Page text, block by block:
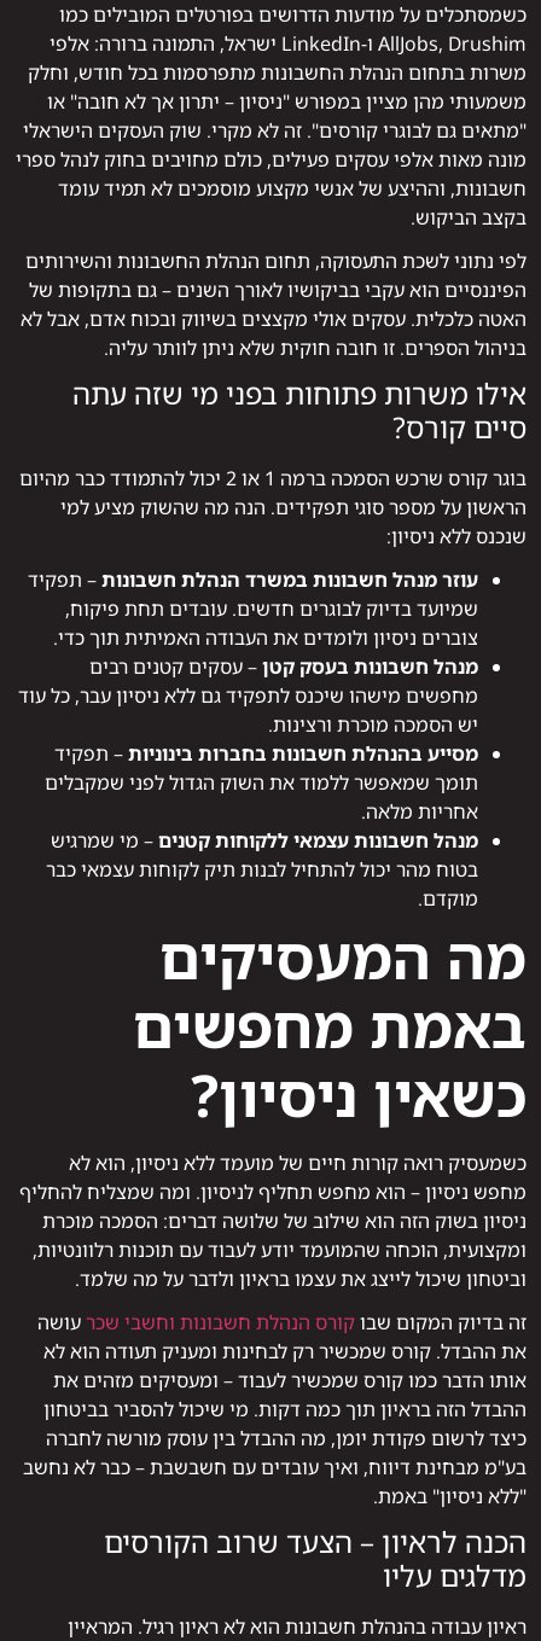
כשמסתכלים על מודעות הדרושים בפורטלים המובילים כמו
AllJobs, Drushim ו-LinkedIn ישראל, התמונה ברורה: אלפי
משרות בתחום הנהלת החשבונות מתפרסמות בכל חודש, וחלק
משמעותי מהן מציין במפורש "ניסיון – יתרון אך לא חובה" או
"מתאים גם לבוגרי קורסים". זה לא מקרי. שוק העסקים הישראלי
מונה מאות אלפי עסקים פעילים, כולם מחויבים בחוק לנהל ספרי
חשבונות, וההיצע של אנשי מקצוע מוסמכים לא תמיד עומד
בקצב הביקוש.
לפי נתוני לשכת התעסוקה, תחום הנהלת החשבונות והשירותים
הפיננסיים הוא עקבי בביקושיו לאורך השנים – גם בתקופות של
האטה כלכלית. עסקים אולי מקצצים בשיווק ובכוח אדם, אבל לא
בניהול הספרים. זו חובה חוקית שלא ניתן לוותר עליה.
אילו משרות פתוחות בפני מי שזה עתה
סיים קורס?
בוגר קורס שרכש הסמכה ברמה 1 או 2 יכול להתמודד כבר מהיום
הראשון על מספר סוגי תפקידים. הנה מה שהשוק מציע למי
שנכנס ללא ניסיון:
עוזר מנהל חשבונות במשרד הנהלת חשבונות– תפקיד
שמיועד בדיוק לבוגרים חדשים. עובדים תחת פיקוח,
צוברים ניסיון ולומדים את העבודה האמיתית תוך כדי.
מנהל חשבונות בעסק קטן– עסקים קטנים רבים
מחפשים מישהו שיכנס לתפקיד גם ללא ניסיון עבר, כל עוד
יש הסמכה מוכרת ורצינות.
מסייע בהנהלת חשבונות בחברות בינוניות– תפקיד
תומך שמאפשר ללמוד את השוק הגדול לפני שמקבלים
אחריות מלאה.
מנהל חשבונות עצמאי ללקוחות קטנים– מי שמרגיש
בטוח מהר יכול להתחיל לבנות תיק לקוחות עצמאי כבר
מוקדם.
מה המעסיקים
באמת מחפשים
כשאין ניסיון?
כשמעסיק רואה קורות חיים של מועמד ללא ניסיון, הוא לא
מחפש ניסיון – הוא מחפש תחליף לניסיון. ומה שמצליח להחליף
ניסיון בשוק הזה הוא שילוב של שלושה דברים: הסמכה מוכרת
ומקצועית, הוכחה שהמועמד יודע לעבוד עם תוכנות רלוונטיות,
וביטחון שיכול לייצג את עצמו בראיון ולדבר על מה שלמד.
זה בדיוק המקום שבוקורס הנהלת חשבונות וחשבי שכרעושה
את ההבדל. קורס שמכשיר רק לבחינות ומעניק תעודה הוא לא
אותו הדבר כמו קורס שמכשיר לעבוד – ומעסיקים מזהים את
ההבדל הזה בראיון תוך כמה דקות. מי שיכול להסביר בביטחון
כיצד לרשום פקודת יומן, מה ההבדל בין עוסק מורשה לחברה
בע"מ מבחינת דיווח, ואיך עובדים עם חשבשבת – כבר לא נחשב
"ללא ניסיון" באמת.
הכנה לראיון – הצעד שרוב הקורסים
מדלגים עליו
ראיון עבודה בהנהלת חשבונות הוא לא ראיון רגיל. המראיין